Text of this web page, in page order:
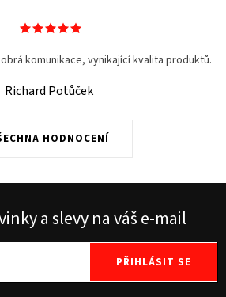
HODNOCENÍ
komunikace, vynikající kvalita produktů.
Richard Potůček
a slevy na váš e-mail
PŘIHLÁSIT SE